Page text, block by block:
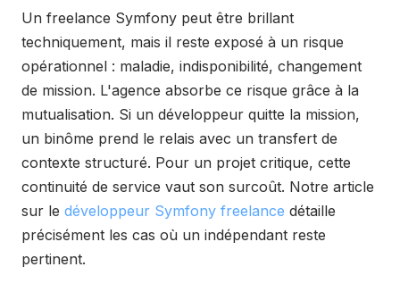
Un freelance Symfony peut être brillant
techniquement, mais il reste exposé à un risque
opérationnel : maladie, indisponibilité, changement
de mission. L'agence absorbe ce risque grâce à la
mutualisation. Si un développeur quitte la mission,
un binôme prend le relais avec un transfert de
contexte structuré. Pour un projet critique, cette
continuité de service vaut son surcoût. Notre article
sur le développeur Symfony freelance détaille
précisément les cas où un indépendant reste
pertinent.